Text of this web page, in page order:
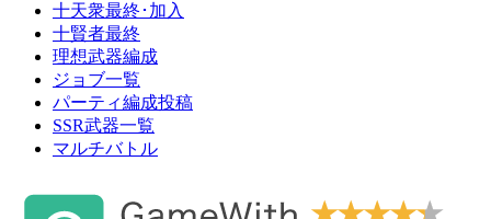
十天衆最終･加入
十賢者最終
理想武器編成
ジョブ一覧
パーティ編成投稿
SSR武器一覧
マルチバトル